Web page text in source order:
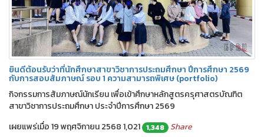
ยินดีต้อนรับว่าที่นักศึกษาสาขาวิชาการประถมศึกษา ปีการศึกษา 2569
กับการสอบสัมภาษณ์ รอบ 1 ความสามารถพิเศษ (portfolio)
กิจกรรมการสัมภาษณ์นักเรียน เพื่อเข้าศึกษาหลักสูตรครุศาสตรบัณฑิต
สาขาวิชาการประถมศึกษา ประจำปีการศึกษา 2569
เผยแพร่เมื่อ 19 พฤศจิกายน 25681,021 1,348 Share